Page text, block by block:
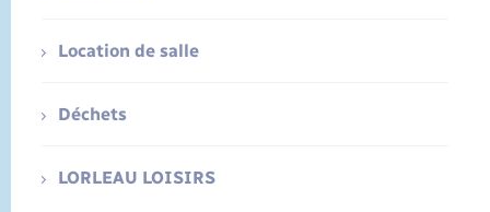
Location de salle
Déchets
LORLEAU LOISIRS